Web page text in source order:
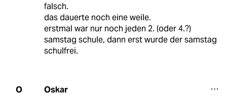
falsch.
das dauerte noch eine weile.
erstmal war nur noch jeden 2. (oder 4.?)
samstag schule, dann erst wurde der samstag
schulfrei.
O Oskar